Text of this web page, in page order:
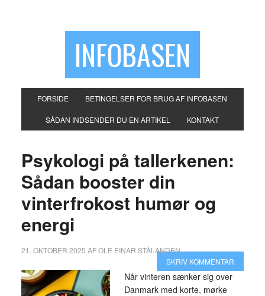
INFOBASEN
FORSIDE BETINGELSER FOR BRUG AF INFOBASEN
SÅDAN INDSENDER DU EN ARTIKEL KONTAKT
Psykologi på tallerkenen:
Sådan booster din
vinterfrokost humør og
energi
21. OKTOBER 2025 AFOLE EINAR STÅLANDEN
SKRIV KOMMENTAR
Når vinteren sænker sig over
Danmark med korte, mørke